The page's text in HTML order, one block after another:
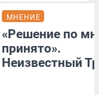
МНЕНИЕ
«Решение по
принято».
Неизвестный